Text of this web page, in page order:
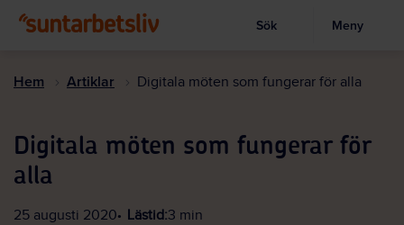
till
Visa sökruta
Sök Meny
Hem Artiklar Digitala möten som fungerar för alla
Digitala möten som fungerar för
alla
25 augusti 2020 Lästid:3 min